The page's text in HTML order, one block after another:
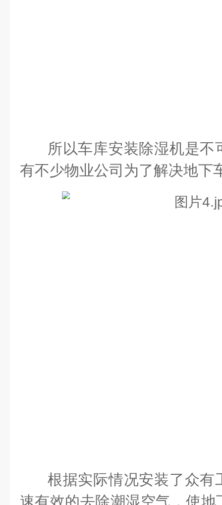
所以车库安装除湿机是不
有不少物业公司为了解决地下
根据实际情况安装了众有
速有效的去除潮湿空气，使